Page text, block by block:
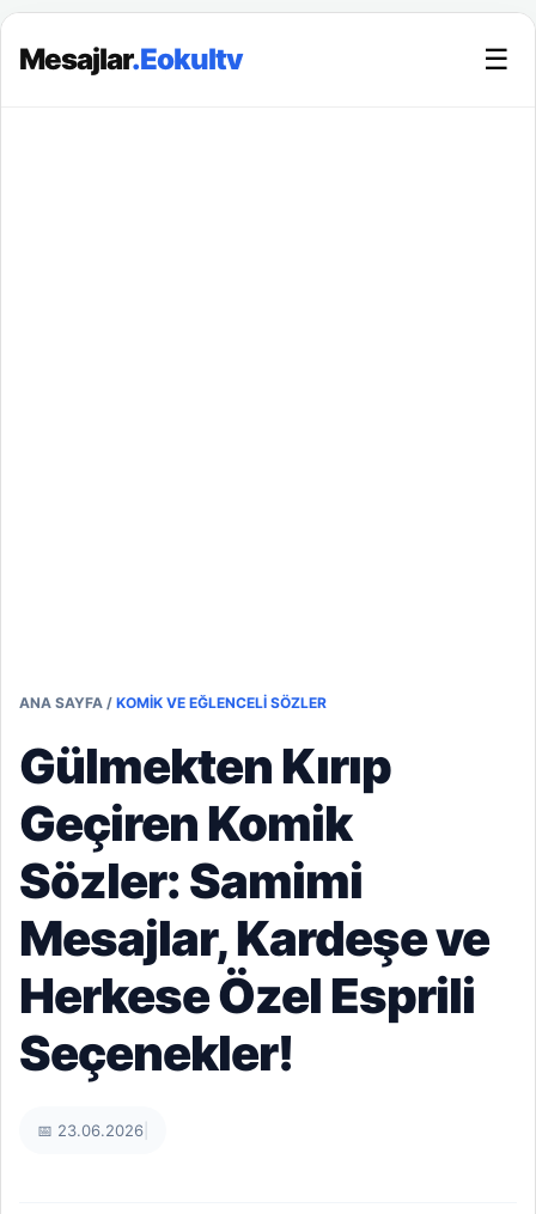
Mesajlar.Eokultv ☰
ANA SAYFA / KOMIK VE EĞLENCELI SÖZLER
Gülmekten Kırıp
Geçiren Komik
Sözler: Samimi
Mesajlar, Kardeşe ve
Herkese Özel Esprili
Seçenekler!
📅 23.06.2026